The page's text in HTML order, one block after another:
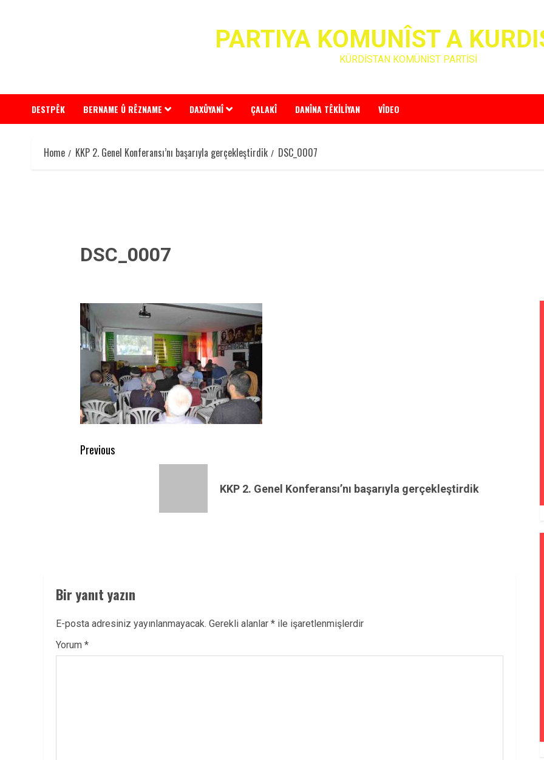
PARTIYA KOMUNÎST A
KÜRDİSTAN KOMÜNİST PARTİSİ
DESTPÊK BERNAME Û RÊZNAME DAXÛYANÎ ÇALAKÎ DANÎNA TÊKILIYAN VÎDEO
Home KKP 2. Genel Konferansı’nı başarıyla gerçekleştirdik DSC_0007
DSC_0007
Post
Previous
KKP 2. Genel Konferansı’nı başarıyla gerçekleştirdik
Bir yanıt yazın
E-posta adresiniz yayınlanmayacak. Gerekli alanlar * ile işaretlenmişlerdir
Yorum *